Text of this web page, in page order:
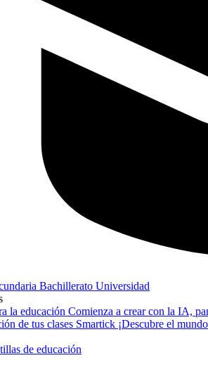
Bachillerato Universidad
la educación Comienza a crear con la IA,
de tus clases Smartick ¡Descubre el
de educación